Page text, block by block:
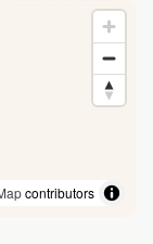
contributors